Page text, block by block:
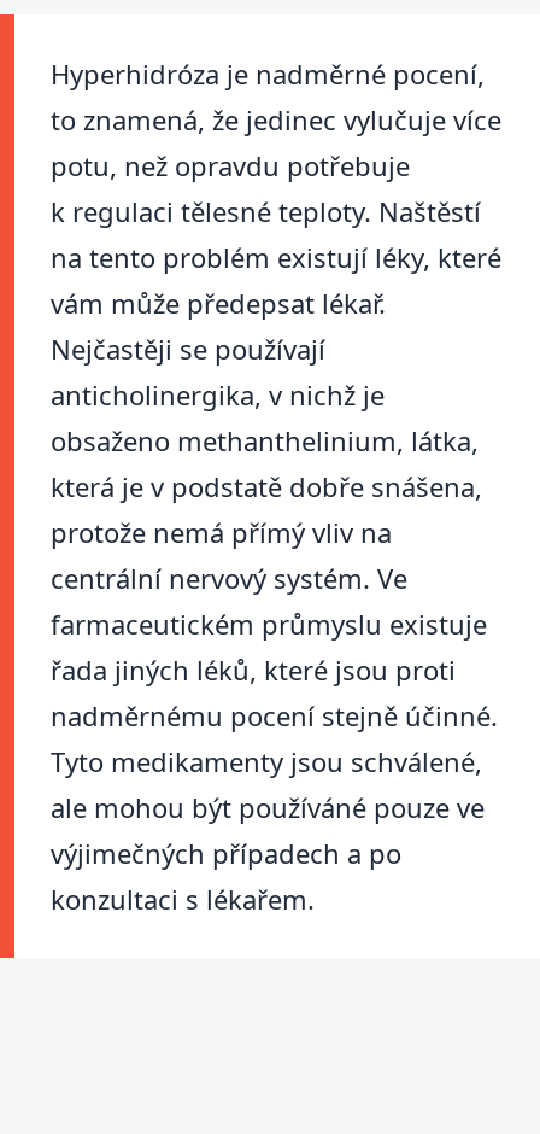
Hyperhidróza je nadměrné pocení,
to znamená, že jedinec vylučuje více
potu, než opravdu potřebuje
k regulaci tělesné teploty. Naštěstí
na tento problém existují léky, které
vám může předepsat lékař.
Nejčastěji se používají
anticholinergika, v nichž je
obsaženo methanthelinium, látka,
která je v podstatě dobře snášena,
protože nemá přímý vliv na
centrální nervový systém. Ve
farmaceutickém průmyslu existuje
řada jiných léků, které jsou proti
nadměrnému pocení stejně účinné.
Tyto medikamenty jsou schválené,
ale mohou být používáné pouze ve
výjimečných případech a po
konzultaci s lékařem.